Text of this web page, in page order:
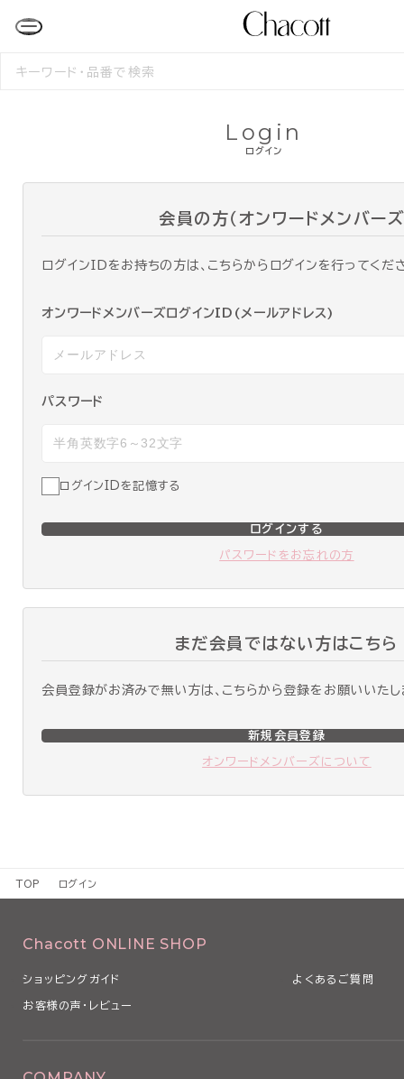
検
ログイン
Login
会員の方（オンワードメンバーズ
ログインIDをお持ちの方は、こちらからログインを行ってくだ
オンワードメンバーズログインID(メールアドレス)
パスワード
ログインIDを記憶する
ログインする
パスワードをお忘れの方
まだ会員ではない方はこちら
会員登録がお済みで無い方は、こちらから登録をお願いいたし
新規会員登録
オンワードメンバーズについて
TOP ログイン
Chacott ONLINE SHOP
ショッピングガイド よくあるご質問
お客様の声・レビュー